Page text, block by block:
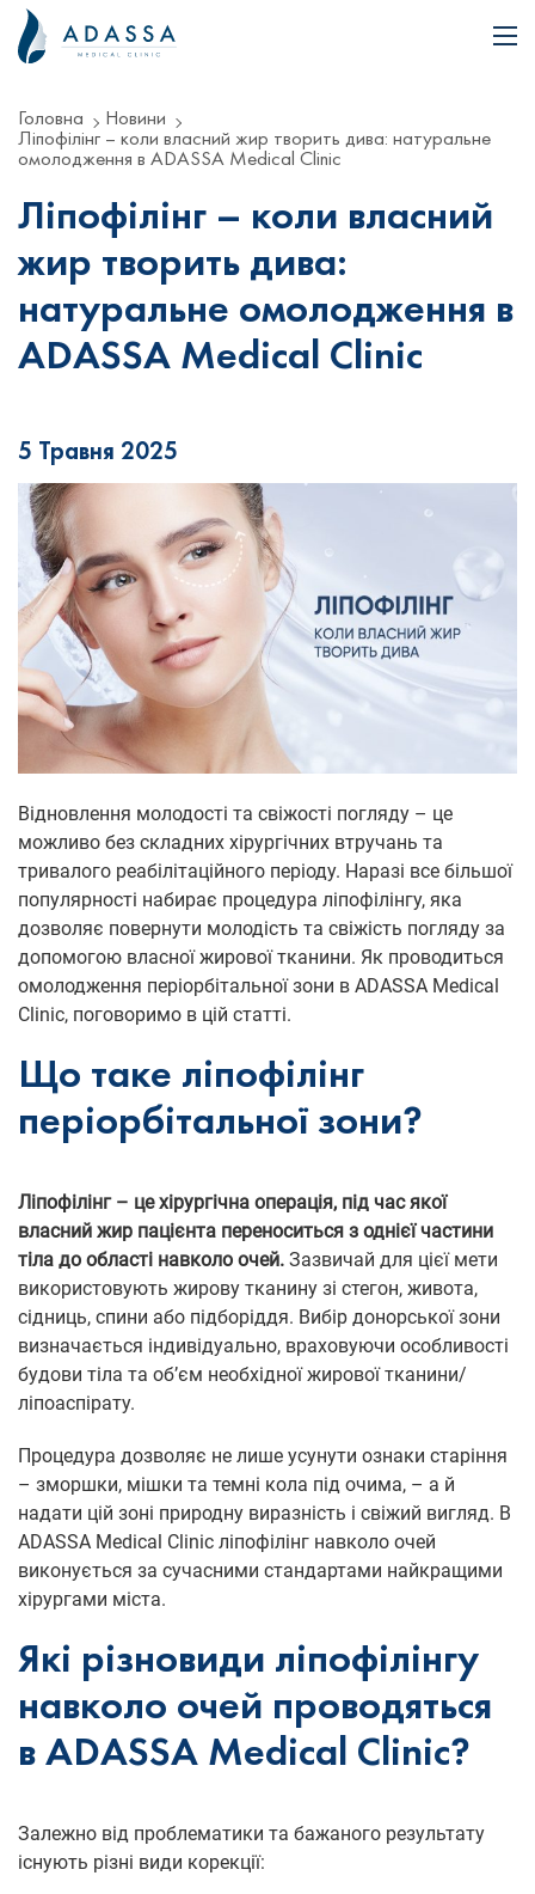
Головна
Новини
Ліпофілінг – коли власний жир творить дива: натуральне
омолодження в ADASSA Medical Clinic
Ліпофілінг – коли власний
жир творить дива:
натуральне омолодження в
ADASSA Medical Clinic
5 Травня 2025
Відновлення молодості та свіжості погляду – це
можливо без складних хірургічних втручань та
тривалого реабілітаційного періоду. Наразі все більшої
популярності набирає процедура ліпофілінгу, яка
дозволяє повернути молодість та свіжість погляду за
допомогою власної жирової тканини. Як проводиться
омолодження періорбітальної зони в ADASSA Medical
Clinic, поговоримо в цій статті.
Що таке ліпофілінг
періорбітальної зони?
Ліпофілінг – це хірургічна операція, під час якої
власний жир пацієнта переноситься з однієї частини
тіла до області навколо очей. Зазвичай для цієї мети
використовують жирову тканину зі стегон, живота,
сідниць, спини або підборіддя. Вибір донорської зони
визначається індивідуально, враховуючи особливості
будови тіла та об’єм необхідної жирової тканини/
ліпоаспірату.
Процедура дозволяє не лише усунути ознаки старіння
– зморшки, мішки та темні кола під очима, – а й
надати цій зоні природну виразність і свіжий вигляд. В
ADASSA Medical Clinic ліпофілінг навколо очей
виконується за сучасними стандартами найкращими
хірургами міста.
Які різновиди ліпофілінгу
навколо очей проводяться
в ADASSA Medical Clinic?
Залежно від проблематики та бажаного результату
існують різні види корекції: